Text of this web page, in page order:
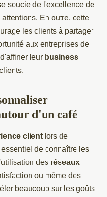
soucie de l'excellence de
En outre, cette
les clients à partager
aux entreprises de
leur business
d'un café
client lors de
essentiel de connaître les
des réseaux
ou même des
beaucoup sur les goûts